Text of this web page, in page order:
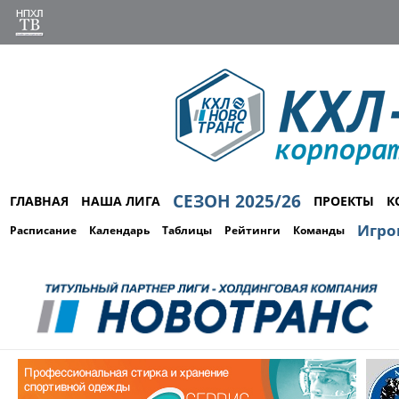
ГЛАВНАЯ НАША ЛИГА СЕЗОН 2025/26 ПРОЕКТЫ
Расписание Календарь Таблицы Рейтинги Команды